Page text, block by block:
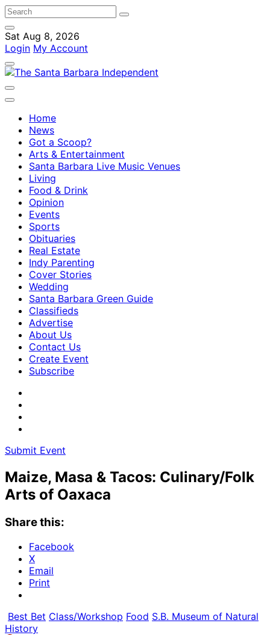
Sat Aug 8, 2026
Login My Account
Home
News
Got a Scoop?
Arts & Entertainment
Santa Barbara Live Music Venues
Living
Food & Drink
Opinion
Events
Sports
Obituaries
Real Estate
Indy Parenting
Cover Stories
Wedding
Santa Barbara Green Guide
Classifieds
Advertise
About Us
Contact Us
Create Event
Subscribe
Submit Event
Maize, Masa & Tacos: Culinary/Folk
Arts of Oaxaca
Share this:
Facebook
X
Email
Print
Best Bet Class/Workshop Food S.B. Museum of Natural
History